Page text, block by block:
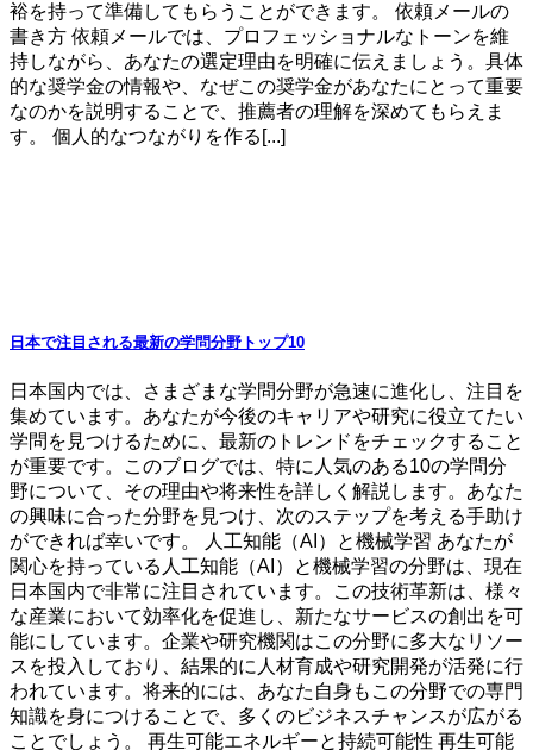
裕を持って準備してもらうことができます。 依頼メールの
書き方 依頼メールでは、プロフェッショナルなトーンを維
持しながら、あなたの選定理由を明確に伝えましょう。具体
的な奨学金の情報や、なぜこの奨学金があなたにとって重要
なのかを説明することで、推薦者の理解を深めてもらえま
す。 個人的なつながりを作る[...]
日本で注目される最新の学問分野トップ10
日本国内では、さまざまな学問分野が急速に進化し、注目を
集めています。あなたが今後のキャリアや研究に役立てたい
学問を見つけるために、最新のトレンドをチェックすること
が重要です。このブログでは、特に人気のある10の学問分
野について、その理由や将来性を詳しく解説します。あなた
の興味に合った分野を見つけ、次のステップを考える手助け
ができれば幸いです。 人工知能（AI）と機械学習 あなたが
関心を持っている人工知能（AI）と機械学習の分野は、現在
日本国内で非常に注目されています。この技術革新は、様々
な産業において効率化を促進し、新たなサービスの創出を可
能にしています。企業や研究機関はこの分野に多大なリソー
スを投入しており、結果的に人材育成や研究開発が活発に行
われています。将来的には、あなた自身もこの分野での専門
知識を身につけることで、多くのビジネスチャンスが広がる
ことでしょう。 再生可能エネルギーと持続可能性 再生可能